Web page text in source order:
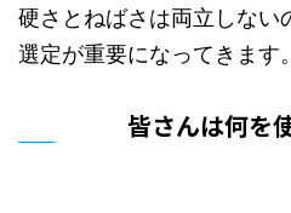
硬さとねばさは両立しない
選定が重要になってきます。
皆さんは何を